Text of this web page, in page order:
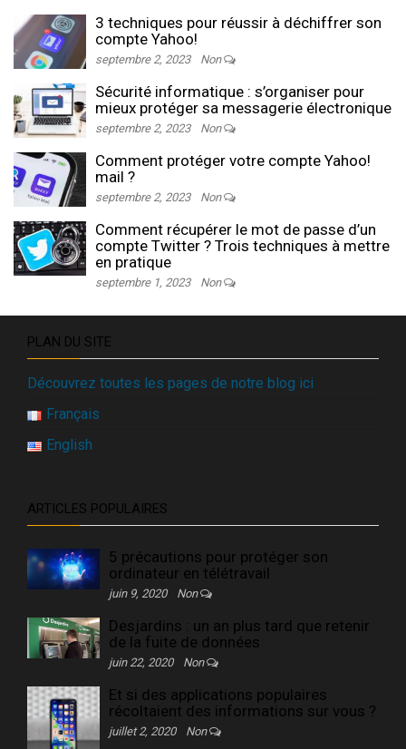
3 techniques pour réussir à déchiffrer son
compte Yahoo!
septembre 2, 2023 Non
Sécurité informatique : s’organiser pour
mieux protéger sa messagerie électronique
septembre 2, 2023 Non
Comment protéger votre compte Yahoo!
mail ?
septembre 2, 2023 Non
Comment récupérer le mot de passe d’un
compte Twitter ? Trois techniques à mettre
en pratique
septembre 1, 2023 Non
PLAN DU SITE
Découvrez toutes les pages de notre blog ici
Français
English
ARTICLES POPULAIRES
5 précautions pour protéger son
ordinateur en télétravail
juin 9, 2020 Non
Desjardins : un an plus tard que retenir
de la fuite de données
juin 22, 2020 Non
Et si des applications populaires
récoltaient des informations sur vous ?
juillet 2, 2020 Non